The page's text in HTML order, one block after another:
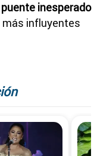
inesperado
más influyentes